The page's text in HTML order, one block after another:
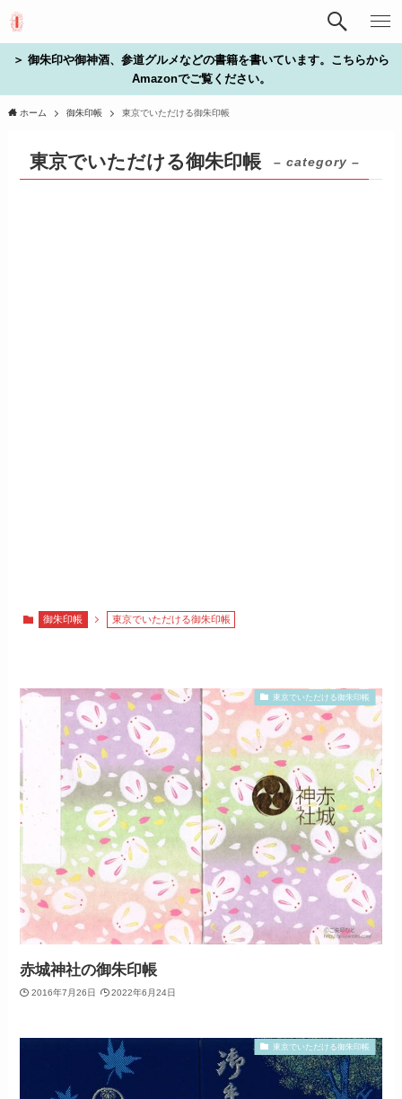
＞ 御朱印や御神酒、参道グルメなどの書籍を書いています。こちらから
Amazonでご覧ください。
ホーム 御朱印帳 東京でいただける御朱印帳
東京でいただける御朱印帳 – category –
御朱印帳 東京でいただける御朱印帳
東京でいただける御朱印帳
赤城神社の御朱印帳
2016年7月26日 2022年6月24日
東京でいただける御朱印帳